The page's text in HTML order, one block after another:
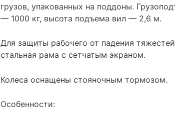
грузов, упакованных на поддоны.
— 1000 кг, высота подъема вил — 2,6 м.
Для защиты рабочего от падения
стальная рама с сетчатым экраном.
Колеса оснащены стояночным тормозом.
Особенности: